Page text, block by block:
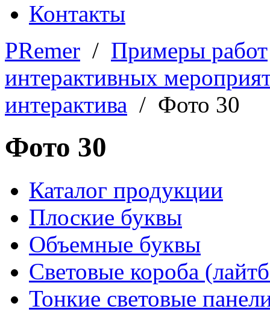
Контакты
PRemer / Примеры работ
интерактивных
интерактива / Фото 30
Фото 30
Каталог продукции
Плоские буквы
Объемные буквы
Световые короба
Тонкие световые